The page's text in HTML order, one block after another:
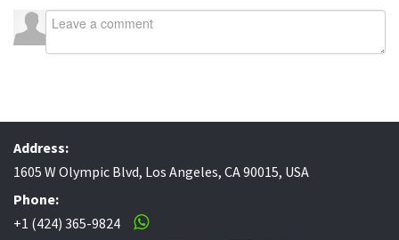
Address:
1605 W Olympic Blvd, Los Angeles, CA 90015, USA
Phone:
+1 (424) 365-9824